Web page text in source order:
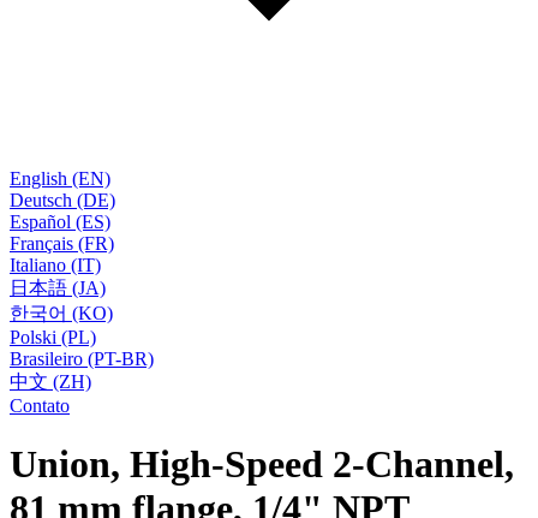
English (EN)
Deutsch (DE)
Español (ES)
Français (FR)
Italiano (IT)
日本語 (JA)
한국어 (KO)
Polski (PL)
Brasileiro (PT-BR)
中文 (ZH)
Contato
Union, High-Speed 2-Channel,
81 mm flange, 1/4" NPT